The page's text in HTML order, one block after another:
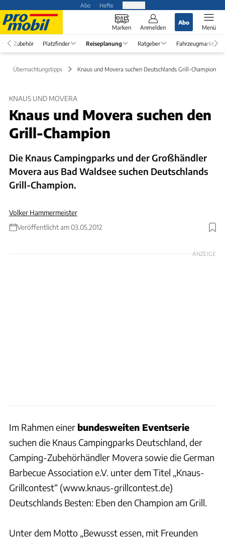
Abo Hefte
Marken Anmelden
Abo
Menü
Zubehör Platzfinder Reiseplanung Ratgeber Fahrzeugmarkt
Übernachtungstipps Knaus und Movera suchen Deutschlands Grill-Champion
KNAUS UND MOVERA
Knaus und Movera suchen den
Grill-Champion
Die Knaus Campingparks und der Großhändler
Movera aus Bad Waldsee suchen Deutschlands
Grill-Champion.
Volker Hammermeister
Veröffentlicht am 03.05.2012
ANZEIGE
Im Rahmen einer bundesweiten Eventserie
suchen die Knaus Campingparks Deutschland, der
Camping-Zubehörhändler Movera sowie die German
Barbecue Association e.V. unter dem Titel „Knaus-
Grillcontest“ (www.knaus-grillcontest.de)
Deutschlands Besten: Eben den Champion am Grill.
Unter dem Motto „Bewusst essen, mit Freunden